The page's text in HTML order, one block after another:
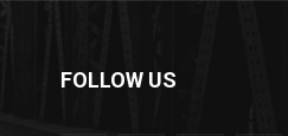
FOLLOW US